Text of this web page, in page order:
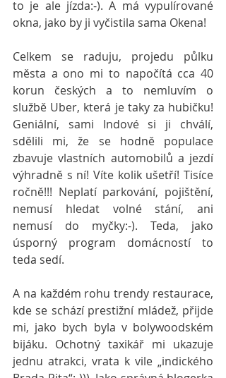
to je ale jízda:-). A má vypulírované
okna, jako by ji vyčistila sama Okena!
Celkem se raduju, projedu půlku
města a ono mi to napočítá cca 40
korun českých a to nemluvím o
službě Uber, která je taky za hubičku!
Geniální, sami Indové si ji chválí,
sdělili mi, že se hodně populace
zbavuje vlastních automobilů a jezdí
výhradně s ní! Víte kolik ušetří! Tisíce
ročně!!! Neplatí parkování, pojištění,
nemusí hledat volné stání, ani
nemusí do myčky:-). Teda, jako
úsporný program domácností to
teda sedí.
A na každém rohu trendy restaurace,
kde se schází prestižní mládež, přijde
mi, jako bych byla v bolywoodském
bijáku. Ochotný taxikář mi ukazuje
jednu atrakci, vrata k vile „indického